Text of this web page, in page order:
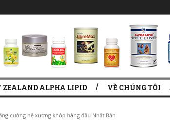
ZEALAND ALPHA LIPID VỀ CHÚNG TÔI
cường hệ xương khớp hàng đầu Nhật Bản